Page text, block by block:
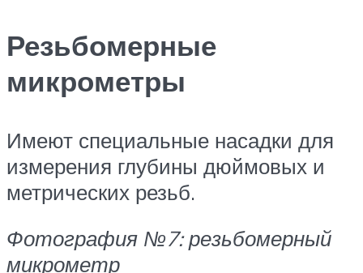
Резьбомерные
микрометры
Имеют специальные насадки для
измерения глубины дюймовых и
метрических резьб.
Фотография №7: резьбомерный
микрометр